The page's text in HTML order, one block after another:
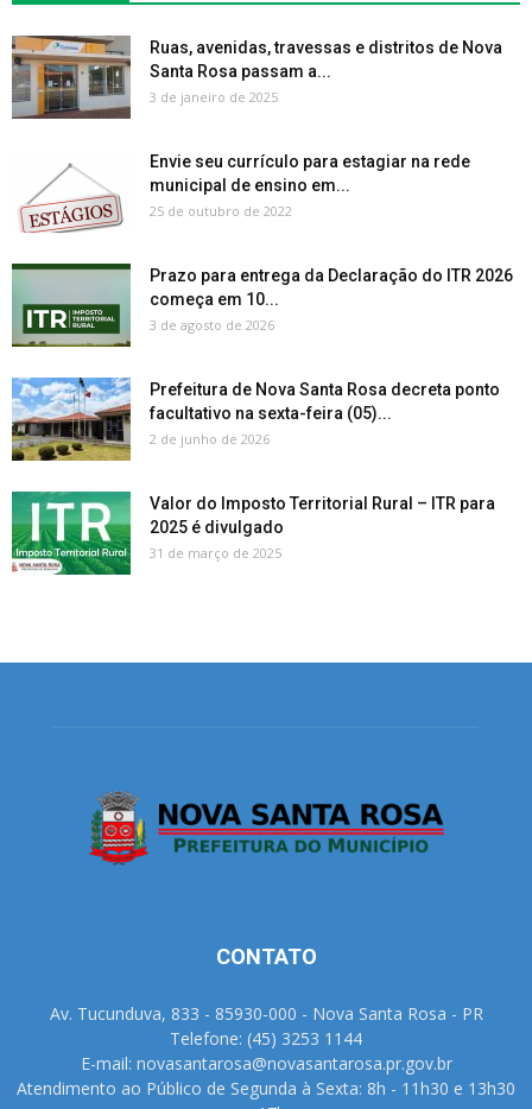
Ruas, avenidas, travessas e distritos de Nova
Santa Rosa passam a...
3 de janeiro de 2025
Envie seu currículo para estagiar na rede
municipal de ensino em...
25 de outubro de 2022
Prazo para entrega da Declaração do ITR 2026
começa em 10...
3 de agosto de 2026
Prefeitura de Nova Santa Rosa decreta ponto
facultativo na sexta-feira (05)...
2 de junho de 2026
Valor do Imposto Territorial Rural – ITR para
2025 é divulgado
31 de março de 2025
CONTATO
Av. Tucunduva, 833 - 85930-000 - Nova Santa Rosa - PR
Telefone: (45) 3253 1144
E-mail: novasantarosa@novasantarosa.pr.gov.br
Atendimento ao Público de Segunda à Sexta: 8h - 11h30 e 13h30